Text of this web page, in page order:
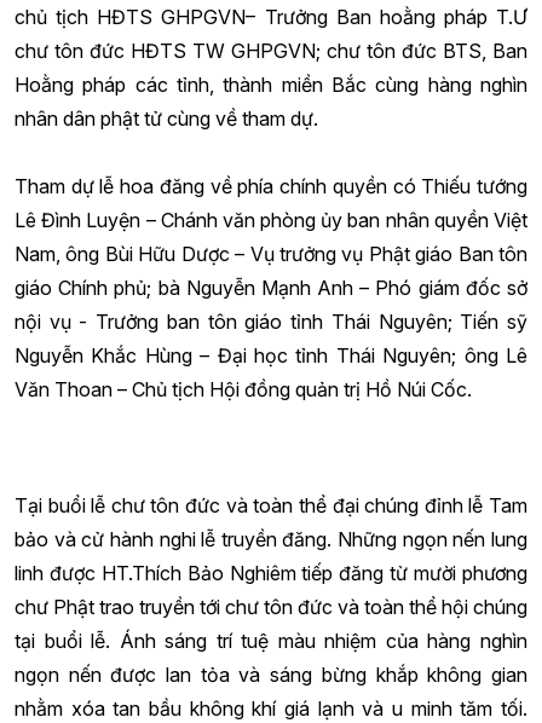
chủ tịch HĐTS GHPGVN– Trưởng Ban hoằng pháp T.Ư
chư tôn đức HĐTS TW GHPGVN; chư tôn đức BTS, Ban
Hoằng pháp các tỉnh, thành miền Bắc cùng hàng nghìn
nhân dân phật tử cùng về tham dự.
Tham dự lễ hoa đăng về phía chính quyền có Thiếu tướng
Lê Đình Luyện – Chánh văn phòng ủy ban nhân quyền Việt
Nam, ông Bùi Hữu Dược – Vụ trưởng vụ Phật giáo Ban tôn
giáo Chính phủ; bà Nguyễn Mạnh Anh – Phó giám đốc sở
nội vụ - Trưởng ban tôn giáo tỉnh Thái Nguyên; Tiến sỹ
Nguyễn Khắc Hùng – Đại học tỉnh Thái Nguyên; ông Lê
Văn Thoan – Chủ tịch Hội đồng quản trị Hồ Núi Cốc.
Tại buổi lễ chư tôn đức và toàn thể đại chúng đỉnh lễ Tam
bảo và cử hành nghi lễ truyền đăng. Những ngọn nến lung
linh được HT.Thích Bảo Nghiêm tiếp đăng từ mười phương
chư Phật trao truyền tới chư tôn đức và toàn thể hội chúng
tại buổi lễ. Ánh sáng trí tuệ màu nhiệm của hàng nghìn
ngọn nến được lan tỏa và sáng bừng khắp không gian
nhằm xóa tan bầu không khí giá lạnh và u minh tăm tối.